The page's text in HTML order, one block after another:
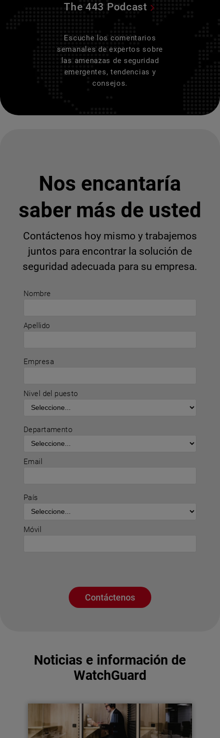
The 443 Podcast
Escuche los comentarios
semanales de expertos sobre
las amenazas de seguridad
emergentes, tendencias y
consejos.
Nombre
Apellido
Empresa
Nivel del puesto
Departamento
Email
País
Móvil
Contáctenos
Nos encantaría
saber más de usted
Contáctenos hoy mismo y trabajemos
juntos para encontrar la solución de
seguridad adecuada para su empresa.
Noticias e información de
WatchGuard